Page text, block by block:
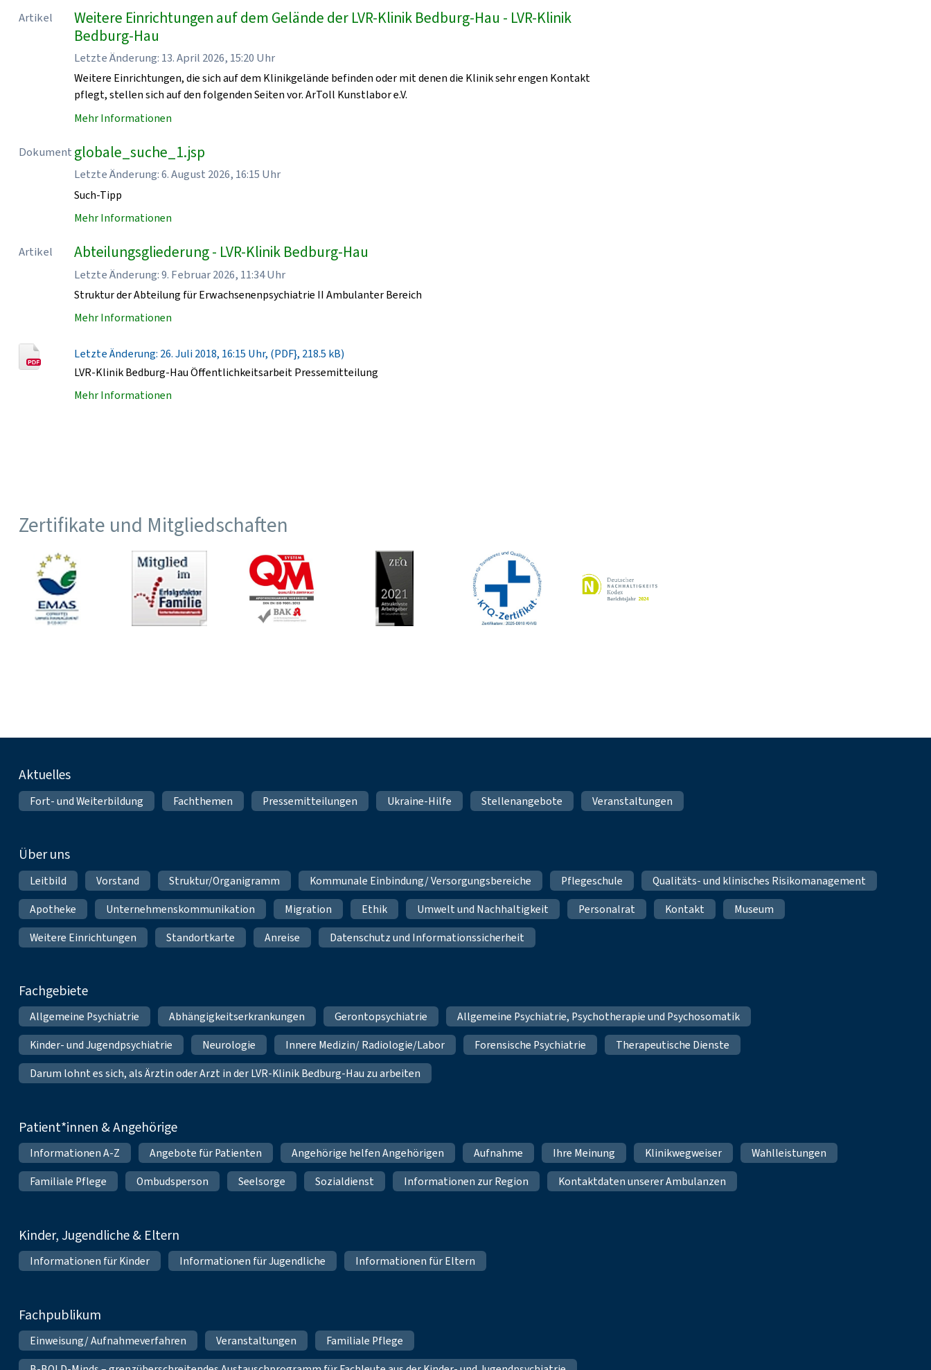
Artikel
Weitere Einrichtungen auf dem Gelände der LVR-Klinik Bedburg-Hau - LVR-Klinik
Bedburg-Hau
Letzte Änderung: 13. April 2026, 15:20 Uhr
Weitere Einrichtungen, die sich auf dem Klinikgelände befinden oder mit denen die Klinik sehr engen Kontakt
pflegt, stellen sich auf den folgenden Seiten vor. ArToll Kunstlabor e.V.
Mehr Informationen
Dokument globale_suche_1.jsp
Letzte Änderung: 6. August 2026, 16:15 Uhr
Such-Tipp
Mehr Informationen
Artikel Abteilungsgliederung - LVR-Klinik Bedburg-Hau
Letzte Änderung: 9. Februar 2026, 11:34 Uhr
Struktur der Abteilung für Erwachsenenpsychiatrie II Ambulanter Bereich
Mehr Informationen
Letzte Änderung: 26. Juli 2018, 16:15 Uhr, (PDF}, 218.5 kB)
LVR-Klinik Bedburg-Hau Öffentlichkeitsarbeit Pressemitteilung
Mehr Informationen
Zertifikate und Mitgliedschaften
Fußnavigation
Aktuelles
Fort- und Weiterbildung Fachthemen Pressemitteilungen Ukraine-Hilfe Stellenangebote Veranstaltungen
Über uns
Leitbild Vorstand Struktur/Organigramm Kommunale Einbindung/ Versorgungsbereiche Pflegeschule
Qualitäts- und klinisches Risikomanagement
Apotheke
Unternehmenskommunikation Migration Ethik Umwelt und Nachhaltigkeit Personalrat Kontakt
Museum
Weitere Einrichtungen
Standortkarte Anreise Datenschutz und Informationssicherheit
Fachgebiete
Allgemeine Psychiatrie Abhängigkeitserkrankungen Gerontopsychiatrie
Allgemeine Psychiatrie, Psychotherapie und Psychosomatik
Kinder- und Jugendpsychiatrie
Neurologie Innere Medizin/ Radiologie/Labor Forensische Psychiatrie
Therapeutische Dienste
Darum lohnt es sich, als Ärztin oder Arzt in der LVR-Klinik Bedburg-Hau zu arbeiten
Patient*innen & Angehörige
Informationen A-Z Angebote für Patienten Angehörige helfen Angehörigen Aufnahme Ihre Meinung Klinikwegweiser
Wahlleistungen
Familiale Pflege
Ombudsperson Seelsorge Sozialdienst Informationen zur Region Kontaktdaten unserer Ambulanzen
Kinder, Jugendliche & Eltern
Informationen für Kinder Informationen für Jugendliche Informationen für Eltern
Fachpublikum
Einweisung/ Aufnahmeverfahren Veranstaltungen
Familiale Pflege